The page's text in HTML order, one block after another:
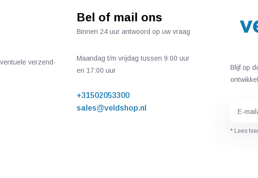
verzend-
Bel of mail ons
Binnen 24 uur antwoord op uw vraag
Maandag t/m vrijdag tussen 9:00 uur
en 17:00 uur
+31502053300
sales@veldshop.nl
Blijf op
* Lees